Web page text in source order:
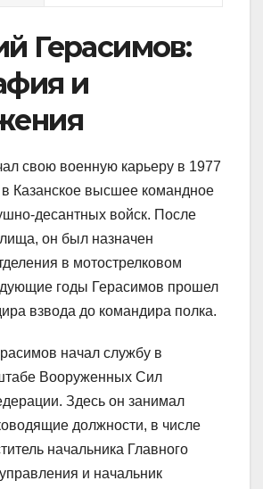
Герасимов:
и
свою военную карьеру в 1977
в Казанское высшее командное
десантных войск. После
он был назначен
в мотострелковом
годы Герасимов прошел
взвода до командира полка.
начал службу в
Вооруженных Сил
Здесь он занимал
должности, в числе
начальника Главного
и начальник